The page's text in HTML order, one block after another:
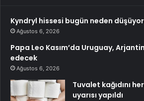
Kyndryl hissesi bugün neden
Ağustos 6, 2026
Papa Leo Kasım’da Uruguay,
edecek
Ağustos 6, 2026
Tuvalet kağıdını
uyarısı yapıldı